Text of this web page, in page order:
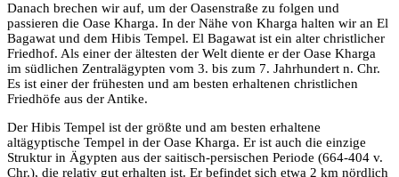
Danach brechen wir auf, um der Oasenstraße zu folgen und
passieren die Oase Kharga. In der Nähe von Kharga halten wir an El
Bagawat und dem Hibis Tempel. El Bagawat ist ein alter christlicher
Friedhof. Als einer der ältesten der Welt diente er der Oase Kharga
im südlichen Zentralägypten vom 3. bis zum 7. Jahrhundert n. Chr.
Es ist einer der frühesten und am besten erhaltenen christlichen
Friedhöfe aus der Antike.
Der Hibis Tempel ist der größte und am besten erhaltene
altägyptische Tempel in der Oase Kharga. Er ist auch die einzige
Struktur in Ägypten aus der saitisch-persischen Periode (664-404 v.
Chr.), die relativ gut erhalten ist. Er befindet sich etwa 2 km nördlich